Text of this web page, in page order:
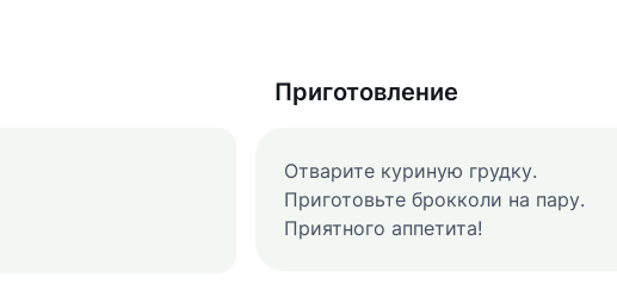
Приготовление
Отварите куриную грудку.
Приготовьте брокколи на пару.
Приятного аппетита!